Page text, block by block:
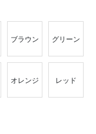
ブラウン グリーン
オレンジ レッド